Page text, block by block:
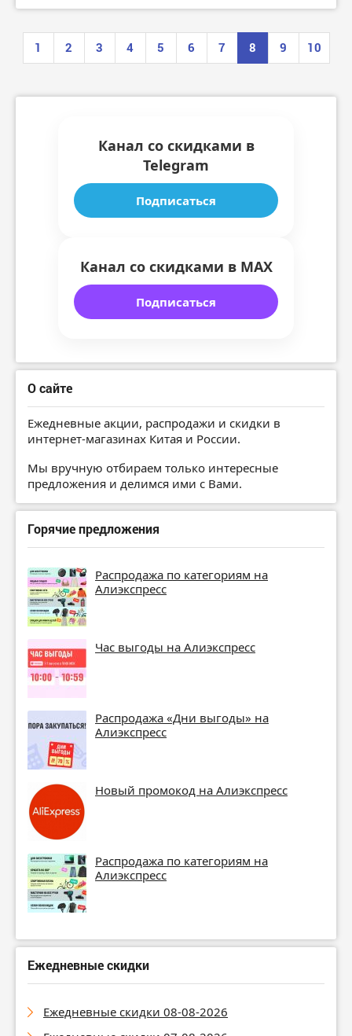
1 2 3 4 5 6 7 8 9 10
Канал со скидками в
Telegram
Подписаться
Канал со скидками в MAX
Подписаться
О сайте
Ежедневные акции, распродажи и скидки в
интернет-магазинах Китая и России.
Мы вручную отбираем только интересные
предложения и делимся ими с Вами.
Горячие предложения
Распродажа по категориям на
Алиэкспресс
Час выгоды на Алиэкспресс
Распродажа «Дни выгоды» на
Алиэкспресс
Новый промокод на Алиэкспресс
Распродажа по категориям на
Алиэкспресс
Ежедневные скидки
Ежедневные скидки 08-08-2026